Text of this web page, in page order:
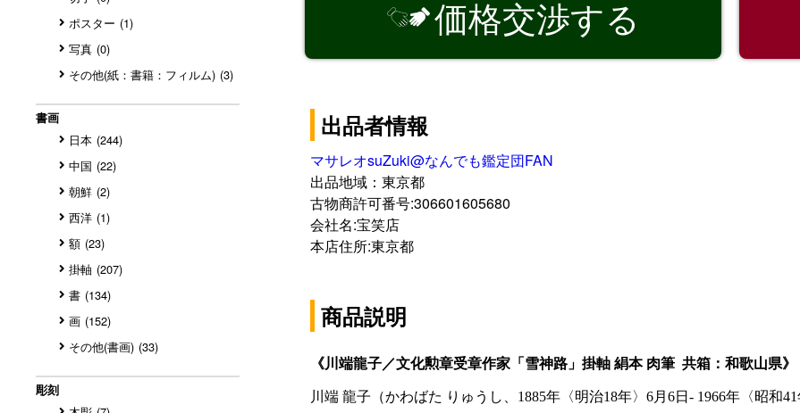
ポスター (1)
写真 (0)
その他(紙：書籍：フィルム) (3)
書画
日本 (244)
中国 (22)
朝鮮 (2)
西洋 (1)
額 (23)
掛軸 (207)
書 (134)
画 (152)
その他(書画) (33)
彫刻
価格交渉する
出品者情報
マサレオsuZuki@なんでも鑑定団FAN
出品地域：東京都
古物商許可番号:306601605680
会社名:宝笑店
本店住所:東京都
商品説明